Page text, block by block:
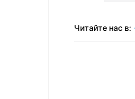
Читайте нас в: